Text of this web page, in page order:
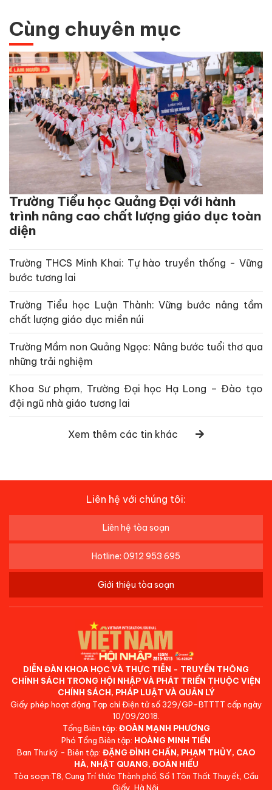
Cùng chuyên mục
Trường Tiểu học Quảng Đại với hành
trình nâng cao chất lượng giáo dục toàn
diện
Trường THCS Minh Khai: Tự hào truyền thống - Vững
bước tương lai
Trường Tiểu học Luận Thành: Vững bước nâng tầm
chất lượng giáo dục miền núi
Trường Mầm non Quảng Ngọc: Nâng bước tuổi thơ qua
những trải nghiệm
Khoa Sư phạm, Trường Đại học Hạ Long – Đào tạo
đội ngũ nhà giáo tương lai
Xem thêm các tin khác
Liên hệ với chúng tôi:
Liên hệ tòa soạn
Hotline: 0912 953 695
Giới thiệu tòa soạn
DIỄN ĐÀN KHOA HỌC VÀ THỰC TIỄN - TRUYỀN THÔNG
CHÍNH SÁCH TRONG HỘI NHẬP VÀ PHÁT TRIỂN THUỘC VIỆN
CHÍNH SÁCH, PHÁP LUẬT VÀ QUẢN LÝ
Giấy phép hoạt động Tạp chí Điện tử số 329/GP-BTTTT cấp ngày
10/09/2018.
Tổng Biên tập: ĐOÀN MẠNH PHƯƠNG
Phó Tổng Biên tập: HOÀNG MINH TIẾN
Ban Thư ký - Biên tập: ĐẶNG ĐÌNH CHẤN, PHẠM THỦY, CAO
HÀ, NHẬT QUANG, ĐOÀN HIẾU
Tòa soạn:T8, Cung Trí thức Thành phố, Số 1 Tôn Thất Thuyết, Cầu
Giấy, Hà Nội.